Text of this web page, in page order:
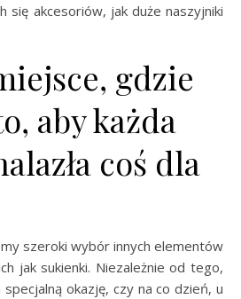
się akcesoriów, jak duże naszyjniki
gdzie
aby każda
coś dla
szeroki wybór innych elementów
jak sukienki. Niezależnie od tego,
okazję, czy na co dzień, u